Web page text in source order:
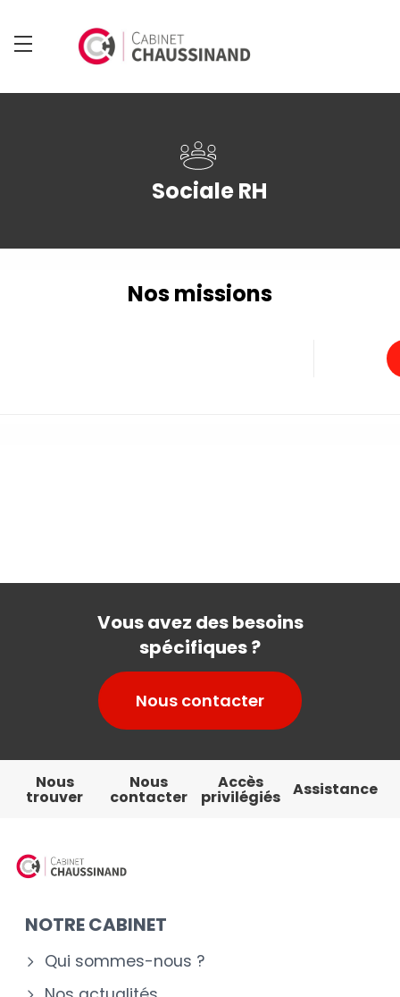
Sociale RH
Nos missions
Vous avez des besoins
spécifiques ?
Nous contacter
Nous
trouver
Nous
contacter
Accès
privilégiés Assistance
NOTRE CABINET
Qui sommes-nous ?